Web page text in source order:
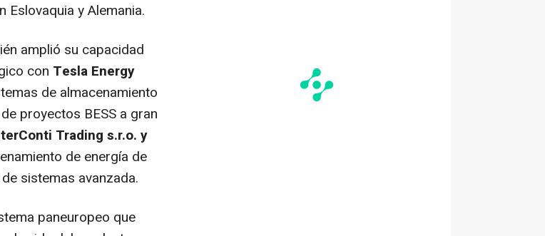
y Alemania.
amplió su capacidad
con Tesla Energy
de almacenamiento
proyectos BESS a gran
Trading s.r.o. y
de energía de
sistemas avanzada.
paneuropeo que